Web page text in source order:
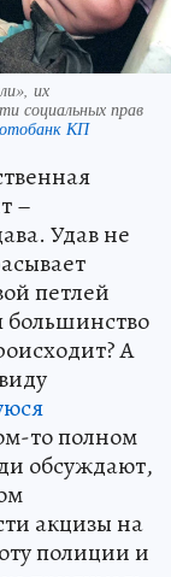
их
социальных прав
КП
–
Удав не
петлей
большинство
А
то полном
обсуждают,
акцизы на
полиции и